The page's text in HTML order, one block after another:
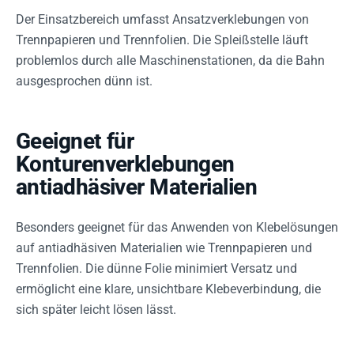
Der Einsatzbereich umfasst Ansatzverklebungen von
Trennpapieren und Trennfolien. Die Spleißstelle läuft
problemlos durch alle Maschinenstationen, da die Bahn
ausgesprochen dünn ist.
Geeignet für
Konturenverklebungen
antiadhäsiver Materialien
Besonders geeignet für das Anwenden von Klebelösungen
auf antiadhäsiven Materialien wie Trennpapieren und
Trennfolien. Die dünne Folie minimiert Versatz und
ermöglicht eine klare, unsichtbare Klebeverbindung, die
sich später leicht lösen lässt.